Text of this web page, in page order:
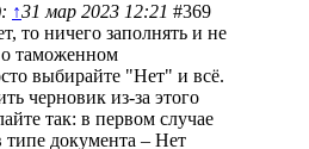
↑31 мар 2023 12:21 #369
то ничего заполнять и не
таможенном
выбирайте "Нет" и всё.
черновик из-за этого
так: в первом случае
документа – Нет